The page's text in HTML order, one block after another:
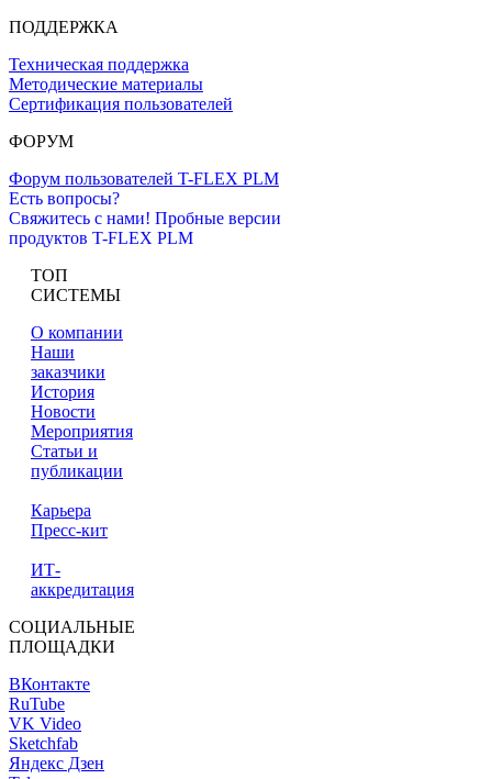
ПОДДЕРЖКА
Техническая поддержка
Методические материалы
Сертификация пользователей
ФОРУМ
Форум пользователей T-FLEX PLM
Есть вопросы?
Свяжитесь с нами! Пробные версии
продуктов T-FLEX PLM
ТОП
СИСТЕМЫ
О компании
Наши
заказчики
История
Новости
Мероприятия
Статьи и
публикации
Карьера
Пресс-кит
ИТ-
аккредитация
СОЦИАЛЬНЫЕ
ПЛОЩАДКИ
ВКонтакте
RuTube
VK Video
Sketchfab
Яндекс Дзен